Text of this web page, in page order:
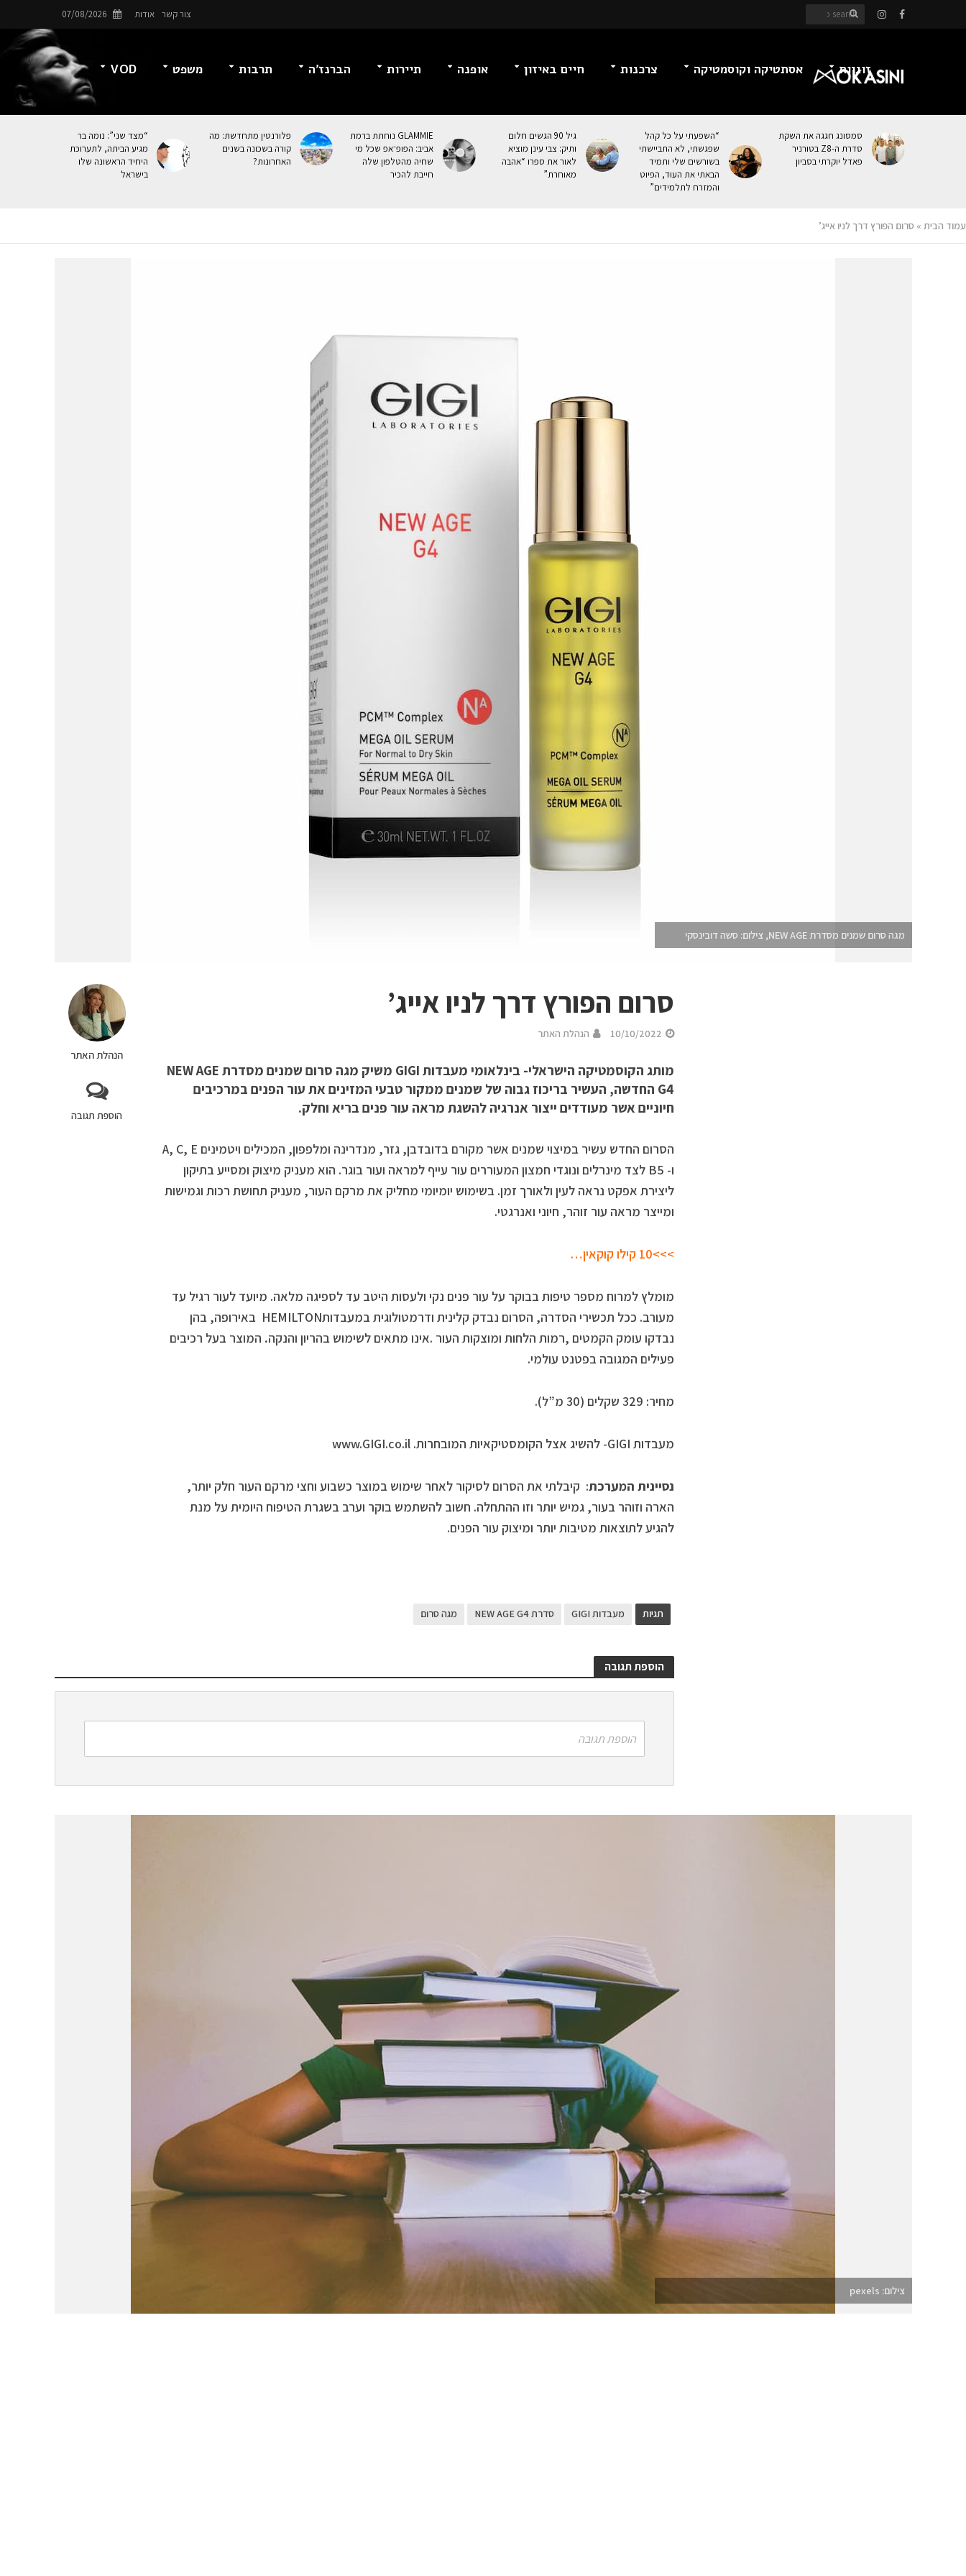
צור קשר אודות 07/08/2026
זוגיות אסתטיקה וקוסמטיקה צרכנות חיים באיזון אופנה תיירות הברנז’ה תרבות משפט VOD
סמסונג חגגה את השקת
סדרת ה-Z8 בטורניר
פאדל יוקרתי בסביון
“השפעתי על כל קהל
שפגשתי, לא התביישתי
בשורשים שלי ותמיד
הבאתי את העוּד, הפיוט
והמזרח לתלמידים”
גיל 90 הגשים חלום
ותיק: צבי עינן מוציא
לאור את ספרו “אהבה
מאוחרת”
GLAMMIE נוחתת ברמת
אביב: הפופ־אפ שכל מי
שחיה מהטלפון שלה
חייבת להכיר
פלורנטין מתחדשת: מה
קורה בשכונה בשנים
האחרונות?
“מצד שני”: נומה בר
מגיע הביתה, לתערוכת
היחיד הראשונה שלו
בישראל
עמוד הבית » סרום הפורץ דרך לניו אייג’
מגה סרום שמנים מסדרת NEW AGE, צילום: סשה דובינסקי
הנהלת האתר
הוספת תגובה
סרום הפורץ דרך לניו אייג’
10/10/2022 הנהלת האתר
מותג הקוסמטיקה הישראלי- בינלאומי מעבדות GIGI משיק מגה סרום שמנים מסדרת NEW AGE
G4 החדשה, העשיר בריכוז גבוה של שמנים ממקור טבעי המזינים את עור הפנים במרכיבים
חיוניים אשר מעודדים ייצור אנרגיה להשגת מראה עור פנים בריא וחלק.
הסרום החדש עשיר במיצוי שמנים אשר מקורם בדובדבן, גזר, מנדרינה ומלפפון, המכילים ויטמינים A, C, E
ו- B5 לצד מינרלים ונוגדי חמצון המעוררים עור עייף למראה ועור בוגר. הוא מעניק מיצוק ומסייע בתיקון
ליצירת אפקט נראה לעין ולאורך זמן. בשימוש יומיומי מחליק את מרקם העור, מעניק תחושת רכות וגמישות
ומייצר מראה עור זוהר, חיוני ואנרגטי.
>>>10 קילו קוקאין…
מומלץ למרוח מספר טיפות בבוקר על עור פנים נקי ולעסות היטב עד לספיגה מלאה. מיועד לעור רגיל עד
מעורב. ככל תכשירי הסדרה, הסרום נבדק קלינית ודרמטולוגית במעבדותHEMILTON באירופה, בהן
נבדקו עומק הקמטים ,רמות הלחות ומוצקות העור .אינו מתאים לשימוש בהריון והנקה. המוצר בעל רכיבים
פעילים המגובה בפטנט עולמי.
מחיר: 329 שקלים (30 מ”ל).
מעבדות GIGI- להשיג אצל הקומסטיקאיות המובחרות. www.GIGI.co.il
נסיינית המערכת: קיבלתי את הסרום לסיקור לאחר שימוש במוצר כשבוע וחצי מרקם העור חלק יותר,
הארה וזוהר בעור, גמיש יותר וזו ההתחלה. חשוב להשתמש בוקר וערב בשגרת הטיפוח היומית על מנת
להגיע לתוצאות מטיבות יותר ומיצוק עור הפנים.
תגיות מעבדות GIGI סדרת NEW AGE G4 מגה סרום
הוספת תגובה
הוספת תגובה
צילום: pexels